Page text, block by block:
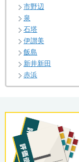
市野辺
泉
石塔
伊讃美
飯島
新井新田
赤浜